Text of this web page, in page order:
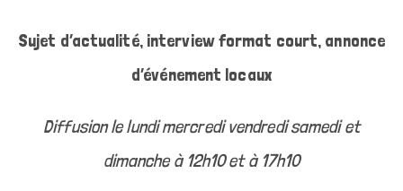
Sujet d’actualité, interview format court, annonce
d’événement locaux
Diffusion le lundi mercredi vendredi samedi et
dimanche à 12h10 et à 17h10